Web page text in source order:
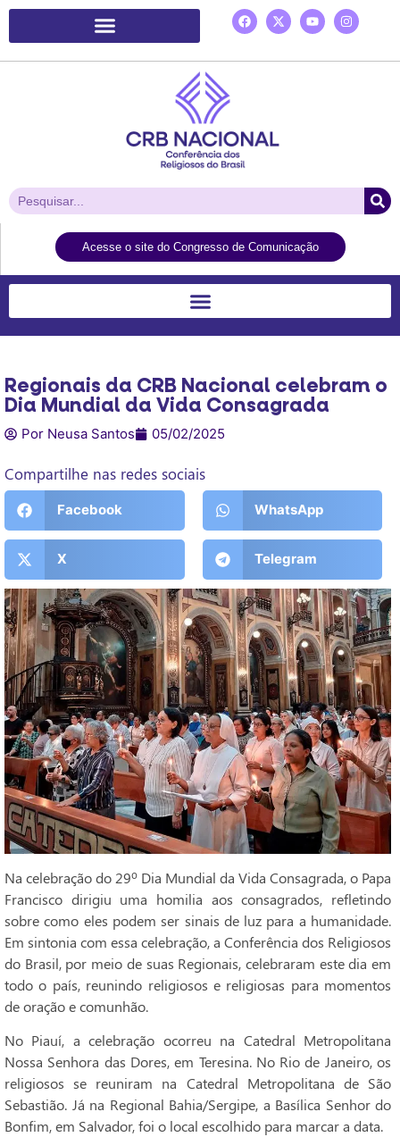
Acesse o site do Congresso de Comunicação
Regionais da CRB Nacional celebram o
Dia Mundial da Vida Consagrada
Por Neusa Santos 05/02/2025
Compartilhe nas redes sociais
Facebook WhatsApp
X Telegram
Na celebração do 29º Dia Mundial da Vida Consagrada, o Papa
Francisco dirigiu uma homilia aos consagrados, refletindo
sobre como eles podem ser sinais de luz para a humanidade.
Em sintonia com essa celebração, a Conferência dos Religiosos
do Brasil, por meio de suas Regionais, celebraram este dia em
todo o país, reunindo religiosos e religiosas para momentos
de oração e comunhão.
No Piauí, a celebração ocorreu na Catedral Metropolitana
Nossa Senhora das Dores, em Teresina. No Rio de Janeiro, os
religiosos se reuniram na Catedral Metropolitana de São
Sebastião. Já na Regional Bahia/Sergipe, a Basílica Senhor do
Bonfim, em Salvador, foi o local escolhido para marcar a data.